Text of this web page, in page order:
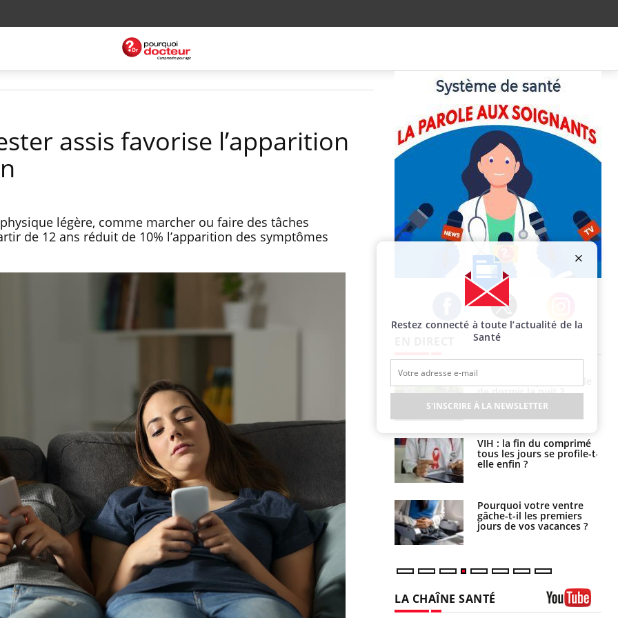
assis favorise l’apparition
légère, comme marcher ou faire des tâches
de 12 ans réduit de 10% l’apparition des symptômes
Facebook Twitter Instagram
Chikungunya, dengue,
West Nile : que se passe-
t-il dans le sud de la
Les médicaments GLP-1
protègent-ils aussi les os
?
Cytomégalovirus : ce qui
change dans la prise en
charge des femmes
enceintes
Pourquoi votre ventre
gâche-t-il les premiers
jours de vos vacances ?
pourquoi le risque de
noyade grimpe-t-il ?
Le Viagra pourrait-il
freiner la propagation du
cancer ?
Pourquoi manger moins
de protéines pourrait
finalement être bénéfique
LA CHAÎNE SANTÉ
Restez connecté à toute l’actualité de la
Santé
S'INSCRIRE À LA NEWSLETTER